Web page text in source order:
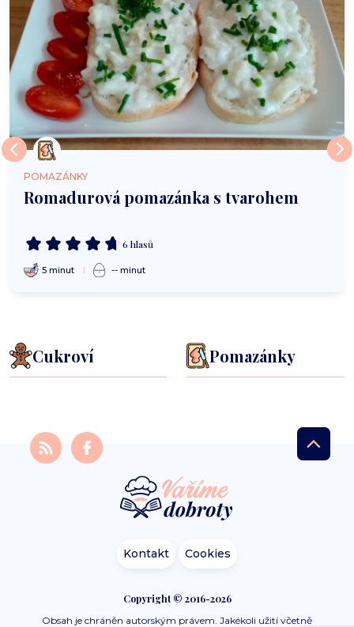
POMAZÁNKY
Romadurová pomazánka s tvarohem
6 hlasů
5 minut -- minut
Cukroví Pomazánky
Kontakt Cookies
Copyright © 2016-2026
Obsah je chráněn autorským právem. Jakékoli užití včetně